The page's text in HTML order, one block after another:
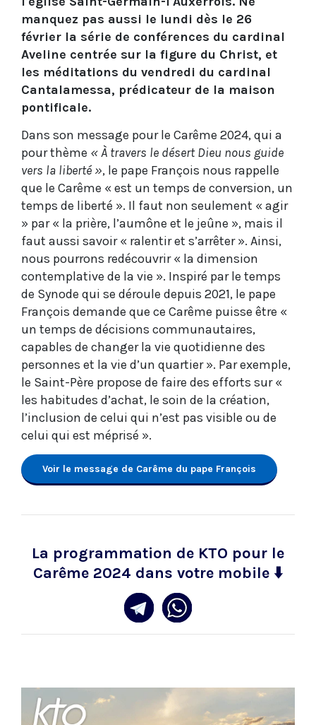
manquez pas aussi le lundi dès le 26
février la série de conférences du cardinal
Aveline centrée sur la figure du Christ, et
les méditations du vendredi du cardinal
Cantalamessa, prédicateur de la maison
pontificale.
Dans son message pour le Carême 2024, qui a
pour thème « À travers le désert Dieu nous guide
vers la liberté », le pape François nous rappelle
que le Carême « est un temps de conversion, un
temps de liberté ». Il faut non seulement « agir
» par « la prière, l’aumône et le jeûne », mais il
faut aussi savoir « ralentir et s’arrêter ». Ainsi,
nous pourrons redécouvrir « la dimension
contemplative de la vie ». Inspiré par le temps
de Synode qui se déroule depuis 2021, le pape
François demande que ce Carême puisse être «
un temps de décisions communautaires,
capables de changer la vie quotidienne des
personnes et la vie d’un quartier ». Par exemple,
le Saint-Père propose de faire des efforts sur «
les habitudes d’achat, le soin de la création,
l’inclusion de celui qui n’est pas visible ou de
celui qui est méprisé ».
Voir le message de Carême du pape François
La programmation de KTO pour le
Carême 2024 dans votre mobile ⬇️